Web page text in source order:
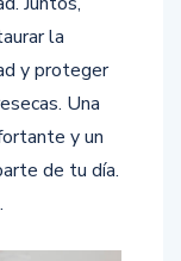
la
y proteger
Una
y un
de tu día.